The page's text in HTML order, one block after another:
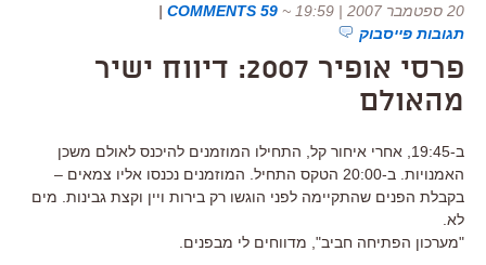
20 ספטמבר 2007 | 19:59 ~
59 COMMENTS
|
תגובות פייסבוק
פרסי אופיר 2007: דיווח ישיר
מהאולם
ב-19:45, אחרי איחור קל, התחילו המוזמנים להיכנס לאולם משכן
האמנויות. ב-20:00 הטקס התחיל. המוזמנים נכנסו אליו צמאים –
בקבלת הפנים שהתקיימה לפני הוגשו רק בירות ויין וקצת גבינות. מים
לא.
"מערכון הפתיחה חביב", מדווחים לי מבפנים.